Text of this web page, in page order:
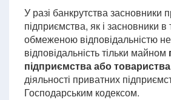
У разі банкрутства засновники
підприємства, як і засновники в
обмеженою відповідальністю
відповідальність тільки майном
підприємства або
діяльності приватних
Господарським кодексом.